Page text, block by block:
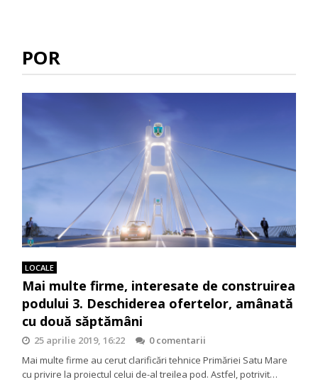
POR
LOCALE
Mai multe firme, interesate de construirea
podului 3. Deschiderea ofertelor, amânată
cu două săptămâni
25 aprilie 2019, 16:22
0 comentarii
Mai multe firme au cerut clarificări tehnice Primăriei Satu Mare
cu privire la proiectul celui de-al treilea pod. Astfel, potrivit…